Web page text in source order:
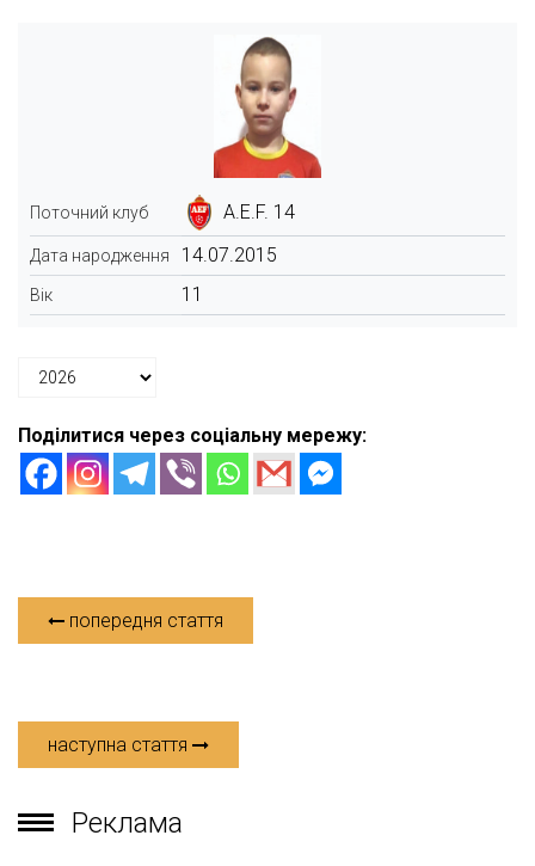
Поточний клуб A.E.F. 14
Дата народження 14.07.2015
Вік 11
Поділитися через соціальну мережу:
попередня стаття
наступна стаття
Реклама